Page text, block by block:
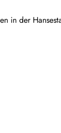
in der